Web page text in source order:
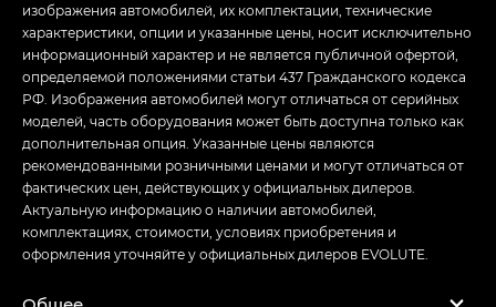
изображения автомобилей, их комплектации, технические
характеристики, опции и указанные цены, носит исключительно
информационный характер и не является публичной офертой,
определяемой положениями статьи 437 Гражданского кодекса
РФ. Изображения автомобилей могут отличаться от серийных
моделей, часть оборудования может быть доступна только как
дополнительная опция. Указанные цены являются
рекомендованными розничными ценами и могут отличаться от
фактических цен, действующих у официальных дилеров.
Актуальную информацию о наличии автомобилей,
комплектациях, стоимости, условиях приобретения и
оформления уточняйте у официальных дилеров EVOLUTE.